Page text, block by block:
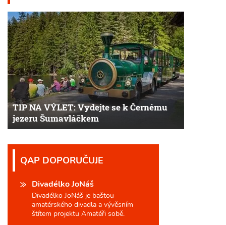
TIP NA VÝLET: Vydejte se k Černému
jezeru Šumavláčkem
QAP DOPORUČUJE
Divadélko JoNáš
Divadélko JoNáš je baštou
amatérského divadla a vývěsním
štítem projektu Amatéři sobě.